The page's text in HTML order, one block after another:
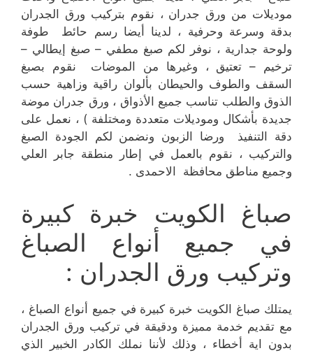
موديلات من ورق جدران ، نقوم بتركيب ورق الجدران
بدقة وسرعة وحرفية ، لدينا أيضا رسم حائط طوفة
ولوحة جدارية ، نوفر لكم صبغ مطفي – صبغ إيطالي –
ترخيم – تعتيق ، وغيرها من الموضات نقوم بصبغ
السقف والطوف والحيطان بألوان راقية وزاهية حسب
الذوق والطلب تناسب جميع الأذواق ، ورق جدران موضة
جديدة بأشكال وموديلات متعددة ومختلفة ) ، نعمل على
دقة التنفيذ ورضا الزبون ونضمن لكم الجودة الصبغ
والتركيب ، نقوم بالعمل في إطار منطقة جابر العلي
وجميع مناطق محافظة الاحمدى .
صباغ الكويت خبرة كبيرة
في جميع أنواع الصباغ
وتركيب ورق الجدران :
يمتلك صباغ الكويت خبرة كبيرة في جميع أنواع الصباغ ،
مع تقديم خدمة مميزة ودقيقة في تركيب ورق الجدران
بدون اية أخطاء ، وذلك لأننا نملك الكادر الخبير الذي